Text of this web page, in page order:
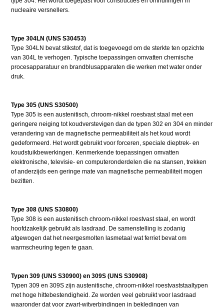
nucleaire versnellers.
Type 304LN (UNS S30453)
Type 304LN bevat stikstof, dat is toegevoegd om de sterkte ten opzichte
van 304L te verhogen. Typische toepassingen omvatten chemische
procesapparatuur en brandblusapparaten die werken met water onder
druk.
Type 305 (UNS S30500)
Type 305 is een austenitisch, chroom-nikkel roestvast staal met een
geringere neiging tot koudverstevigen dan de typen 302 en 304 en minder
verandering van de magnetische permeabiliteit als het koud wordt
gedeformeerd. Het wordt gebruikt voor forceren, speciale dieptrek- en
koudstuikbewerkingen. Kenmerkende toepassingen omvatten
elektronische, televisie- en computeronderdelen die na stansen, trekken
of anderzijds een geringe mate van magnetische permeabiliteit mogen
bezitten.
Type 308 (UNS S30800)
Type 308 is een austenitisch chroom-nikkel roestvast staal, en wordt
hoofdzakelijk gebruikt als lasdraad. De samenstelling is zodanig
afgewogen dat het neergesmolten lasmetaal wat ferriet bevat om
warmscheuring tegen te gaan.
Typen 309 (UNS S30900) en 309S (UNS S30908)
Typen 309 en 309S zijn austenitische, chroom-nikkel roestvaststaaltypen
met hoge hittebestendigheid. Ze worden veel gebruikt voor lasdraad
waaronder dat voor zwart-witverbindingen in bekledingen van